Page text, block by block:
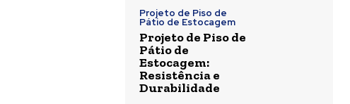
Projeto de Piso de
Pátio de Estocagem
Projeto de Piso de
Pátio de
Estocagem:
Resistência e
Durabilidade